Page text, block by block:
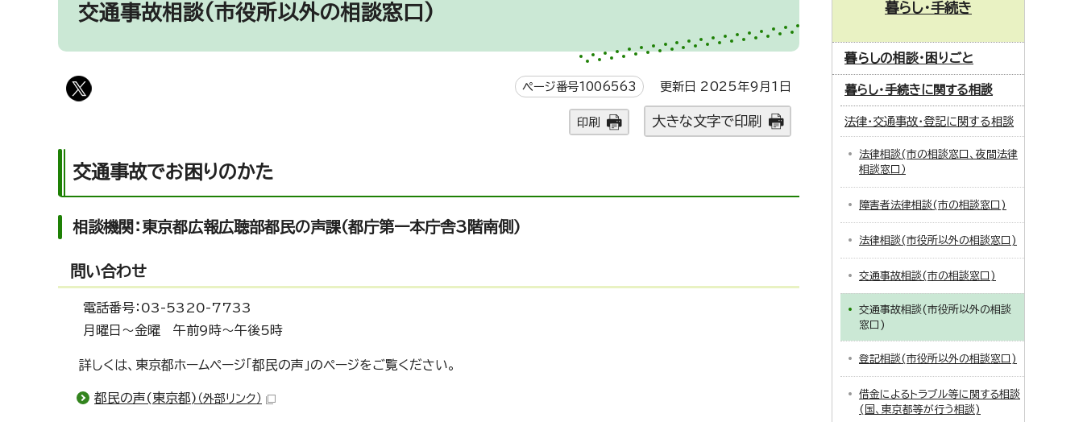
交通事故相談(市役所以外の相談窓口)
ページ番号1006563 更新日 2025年9月1日
印刷 大きな文字で印刷
交通事故でお困りのかた
相談機関：東京都広報広聴部都民の声課(都庁第一本庁舎3階南側)
問い合わせ
電話番号：03-5320-7733
月曜日～金曜 午前9時～午後5時
詳しくは、東京都ホームページ「都民の声」のページをご覧ください。
都民の声(東京都) （外部リンク）
暮らし・手続き
暮らしの相談・困りごと
暮らし・手続きに関する相談
法律・交通事故・登記に関する相談
法律相談(市の相談窓口、夜間法律
相談窓口）
障害者法律相談(市の相談窓口)
法律相談(市役所以外の相談窓口)
交通事故相談(市の相談窓口)
交通事故相談(市役所以外の相談
窓口)
登記相談(市役所以外の相談窓口)
借金によるトラブル等に関する相談
(国、東京都等が行う相談)